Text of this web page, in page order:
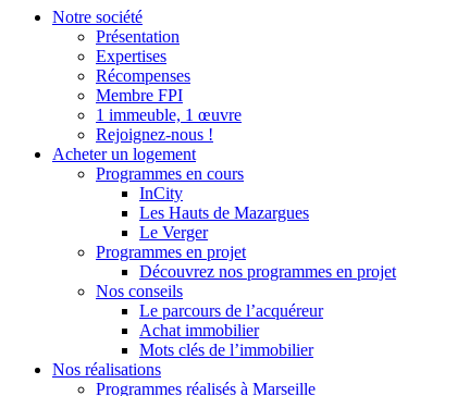
Notre société
Présentation
Expertises
Récompenses
Membre FPI
1 immeuble, 1 œuvre
Rejoignez-nous !
Acheter un logement
Programmes en cours
InCity
Les Hauts de Mazargues
Le Verger
Programmes en projet
Découvrez nos programmes en projet
Nos conseils
Le parcours de l’acquéreur
Achat immobilier
Mots clés de l’immobilier
Nos réalisations
Programmes réalisés à Marseille